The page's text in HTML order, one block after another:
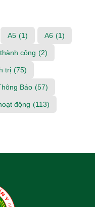
A5 (1) A6 (1)
công (2)
trị (75)
Báo (57)
động (113)